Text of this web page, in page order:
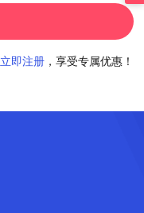
立即注册 ，享受专属优惠！